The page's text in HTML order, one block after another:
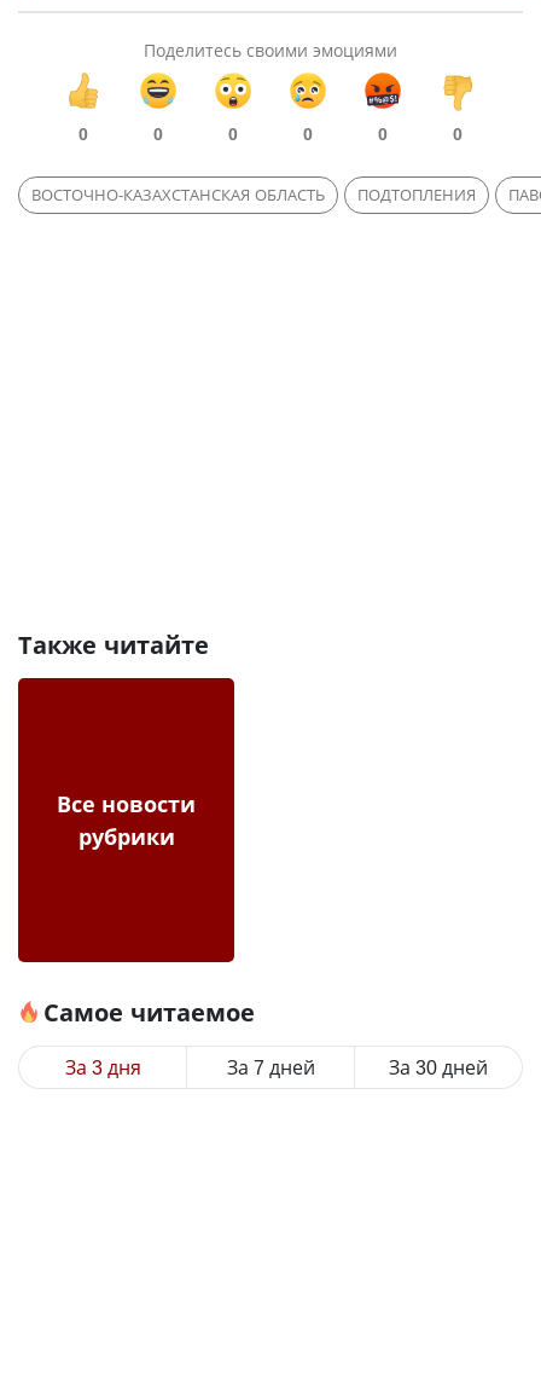
Поделитесь своими эмоциями
0 0 0 0 0 0
ВОСТОЧНО-КАЗАХСТАНСКАЯ ОБЛАСТЬ ПОДТОПЛЕНИЯ
Также читайте
Все новости
рубрики
Самое читаемое
За 3 дня За 7 дней За 30 дней